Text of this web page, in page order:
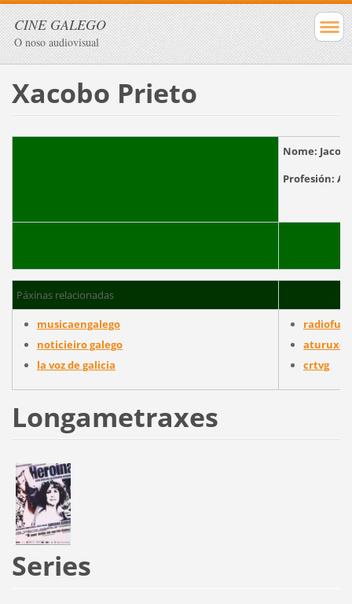
CINE GALEGO
O noso audiovisual
Xacobo Prieto
Nome:
Profesión:
Páxinas relacionadas
musicaengalego
noticieiro galego
la voz de galicia
aturuxo
crtvg
Longametraxes
Series